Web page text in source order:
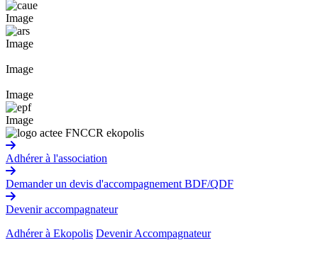
Image
Image
Image
Image
Image
Adhérer à l'association
Demander un devis d'accompagnement BDF/QDF
Devenir accompagnateur
Adhérer à Ekopolis Devenir Accompagnateur